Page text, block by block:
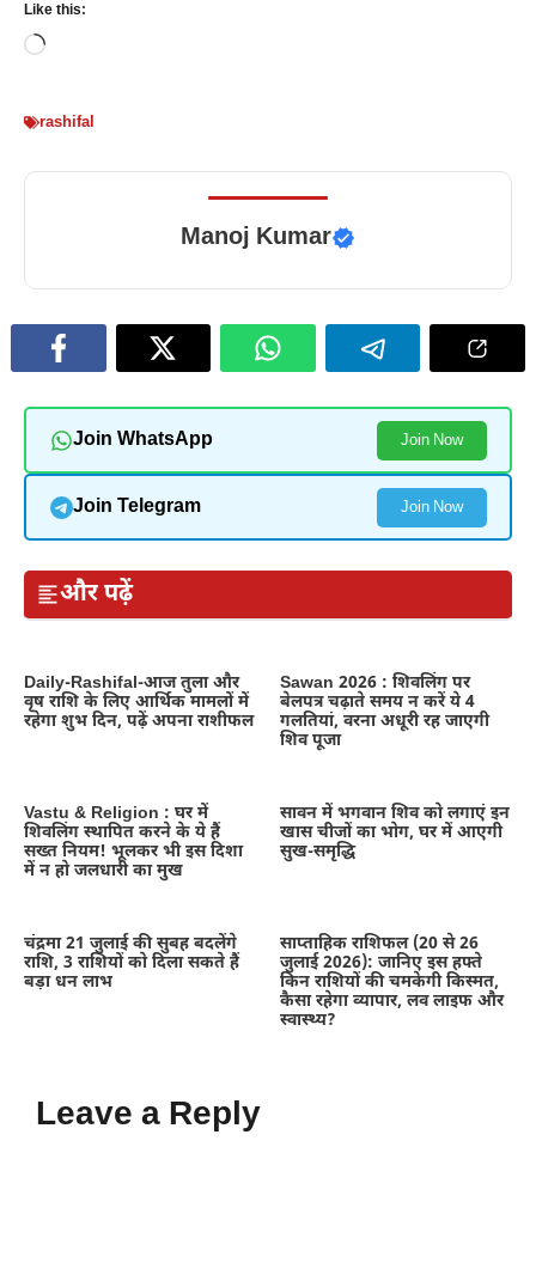
Like this:
Loading…
rashifal
Manoj Kumar
Join WhatsApp Join Now
Join Telegram Join Now
और पढ़ें
Daily-Rashifal-आज तुला और
वृष राशि के लिए आर्थिक मामलों में
रहेगा शुभ दिन, पढ़ें अपना राशीफल
Sawan 2026 : शिवलिंग पर
बेलपत्र चढ़ाते समय न करें ये 4
गलतियां, वरना अधूरी रह जाएगी
शिव पूजा
Vastu & Religion : घर में
शिवलिंग स्थापित करने के ये हैं
सख्त नियम! भूलकर भी इस दिशा
में न हो जलधारी का मुख
सावन में भगवान शिव को लगाएं इन
खास चीजों का भोग, घर में आएगी
सुख-समृद्धि
चंद्रमा 21 जुलाई की सुबह बदलेंगे
राशि, 3 राशियों को दिला सकते हैं
बड़ा धन लाभ
साप्ताहिक राशिफल (20 से 26
जुलाई 2026): जानिए इस हफ्ते
किन राशियों की चमकेगी किस्मत,
कैसा रहेगा व्यापार, लव लाइफ और
स्वास्थ्य?
Leave a Reply